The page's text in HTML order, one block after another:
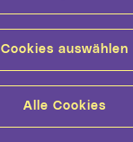
Cookies auswählen
Alle Cookies